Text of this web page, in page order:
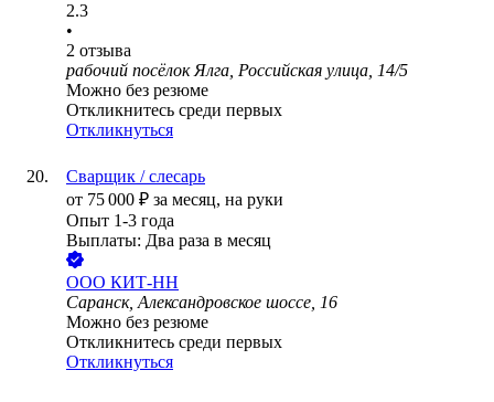
2.3
•
2 отзыва
рабочий посёлок Ялга, Российская улица, 14/5
Можно без резюме
Откликнитесь среди первых
Откликнуться
Сварщик / слесарь
от 75 000 ₽ за месяц, на руки
Опыт 1-3 года
Выплаты: Два раза в месяц
ООО КИТ-НН
Саранск, Александровское шоссе, 16
Можно без резюме
Откликнитесь среди первых
Откликнуться